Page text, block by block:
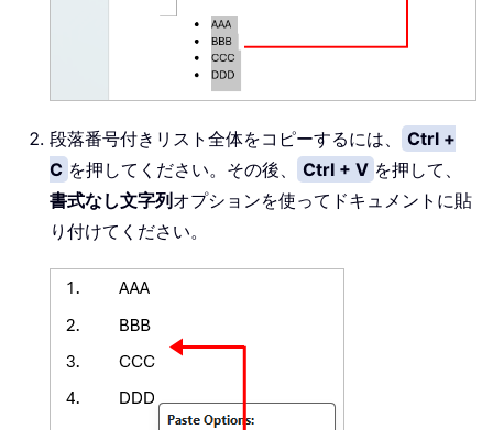
段落番号付きリスト全体をコピーするには、
Ctrl +
C を押してください。その後、 Ctrl + V を押して、
書式なし文字列 オプションを使ってドキュメントに貼
り付けてください。